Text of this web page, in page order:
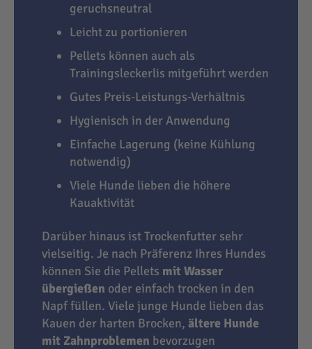
geruchsneutral
Leicht zu portionieren
Pellets können auch als
Trainingsleckerlis mitgeführt werden
Gutes Preis-Leistungs-Verhältnis
Hygienisch in der Anwendung
Einfache Lagerung (keine Kühlung
notwendig)
Viele Hunde lieben die höhere
Kauaktivität
Darüber hinaus ist Trockenfutter sehr
vielseitig. Je nach Präferenz Ihres Hundes
können Sie die Pellets mit Wasser
übergießen oder einfach trocken in den
Napf füllen. Viele junge Hunde lieben das
Kauen der harten Brocken, ältere Hunde
mit Zahnproblemen bevorzugen